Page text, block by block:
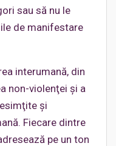
sau să nu le
de manifestare
interumană, din
non-violenţei şi a
şi
Fiecare dintre
pe un ton